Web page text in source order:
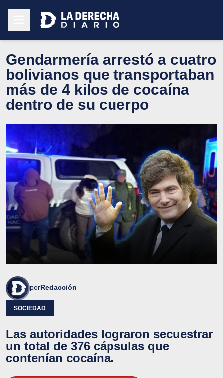
Gendarmería arrestó a cuatro
bolivianos que transportaban
más de 4 kilos de cocaína
dentro de su cuerpo
porRedacción
SOCIEDAD
Las autoridades lograron secuestrar
un total de 376 cápsulas que
contenían cocaína.